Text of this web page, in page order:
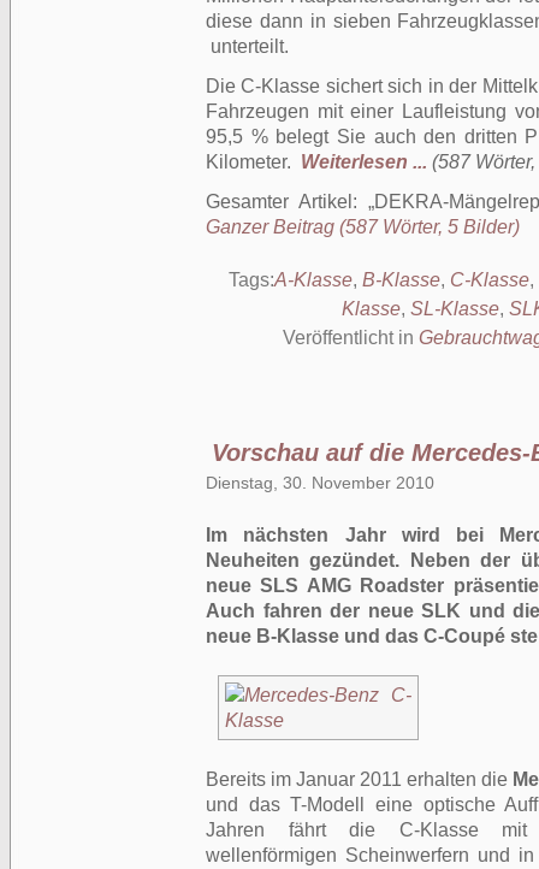
diese dann in sieben
unterteilt.
Die C-Klasse sichert sich in der
Fahrzeugen mit einer Laufleistung
95,5 % belegt Sie auch den dritten
Kilometer. Weiterlesen ... (587
Gesamter Artikel:
DEKRA-
Ganzer Beitrag (587 Wörter, 5 Bilder)
Tags:A-Klasse, B-Klasse, C-Klasse,
Klasse, SL-Klasse,
Veröffentlicht in
Vorschau auf die Mercedes-
Dienstag, 30. November 2010
Im nächsten Jahr wird bei
Neuheiten gezündet. Neben der
neue SLS AMG Roadster
Auch fahren der neue SLK und
neue B-Klasse und das C-Coupé
Bereits im Januar 2011 erhalten die
und das T-Modell eine optische
Jahren fährt die C-Klasse mit
wellenförmigen Scheinwerfern und